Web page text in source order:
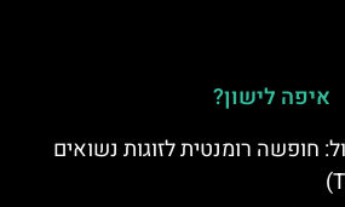
איפה לישון?
חופשה רומנטית לזוגות נשואים